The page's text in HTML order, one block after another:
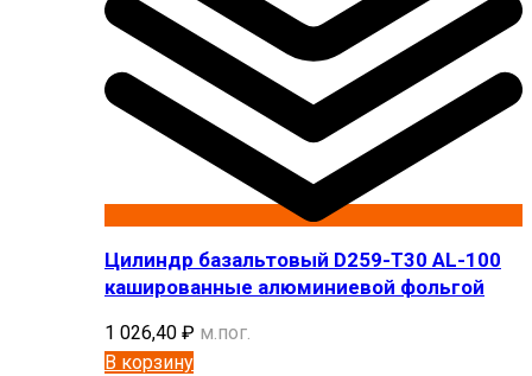
Цилиндр базальтовый D259-T30 AL-100
кашированные алюминиевой фольгой
1 026,40 ₽ м.пог.
В корзину